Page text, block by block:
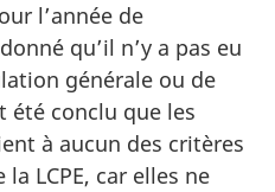
l’année de
qu’il n’y a pas eu
générale ou de
été conclu que les
à aucun des critères
LCPE, car elles ne